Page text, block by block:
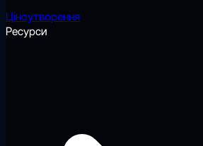
Ціноутворення
Ресурси